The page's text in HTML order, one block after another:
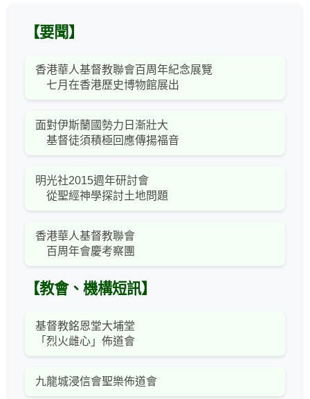
【要聞】
香港華人基督教聯會百周年紀念展覽
七月在香港歷史博物館展出
面對伊斯蘭國勢力日漸壯大
基督徒須積極回應傳揚福音
明光社2015週年研討會
從聖經神學探討土地問題
香港華人基督教聯會
百周年會慶考察團
【教會、機構短訊】
基督教銘恩堂大埔堂
「烈火雌心」佈道會
九龍城浸信會聖樂佈道會